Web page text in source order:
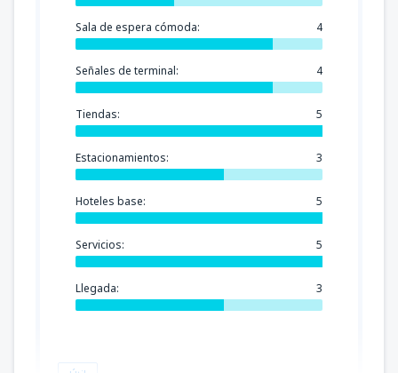
Sala de espera cómoda: 4
Señales de terminal: 4
Tiendas: 5
Estacionamientos: 3
Hoteles base: 5
Servicios: 5
Llegada: 3